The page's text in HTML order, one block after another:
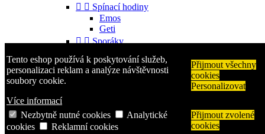
Tento eshop používá k poskytování služeb,
personalizaci reklam a analýze návštěvnosti
soubory cookie.
Více informací
Přijmout všechny
cookies
Personalizovat
Nezbytně nutné cookies
Analytické
cookies
Reklamní cookies
Přijmout zvolené
cookies
  Spínací hodiny
Emos
Geti
  Sporáky
  Příslušenství
Gorenje
Aligator
Nokia
Samsung